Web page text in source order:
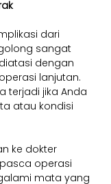
dari
sangat
dengan
lanjutan.
terjadi jika Anda
atau kondisi
ke dokter
operasi
mata yang